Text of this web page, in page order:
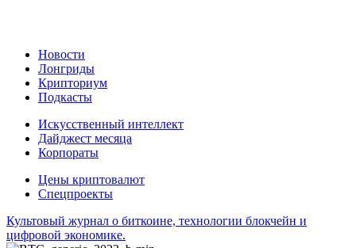
Новости
Лонгриды
Крипториум
Подкасты
Искусственный интеллект
Дайджест месяца
Корпораты
Цены криптовалют
Спецпроекты
Культовый журнал о биткоине, технологии блокчейн и
цифровой экономике.